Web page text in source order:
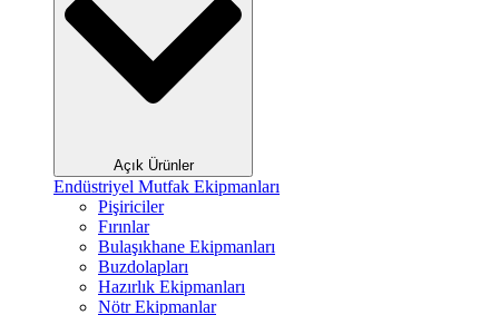
Açık Ürünler
Endüstriyel Mutfak Ekipmanları
Pişiriciler
Fırınlar
Bulaşıkhane Ekipmanları
Buzdolapları
Hazırlık Ekipmanları
Nötr Ekipmanlar